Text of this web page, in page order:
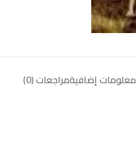
معلومات إضافيةمراجعات (0)